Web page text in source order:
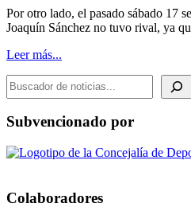
Por otro lado, el pasado sábado 17
Joaquín Sánchez no tuvo rival, ya
Leer más...
BUSCADOR DE NOTICIAS
Subvencionado por
Colaboradores